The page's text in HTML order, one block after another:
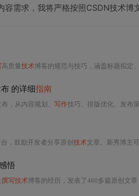
容需求，我将严格按照CSDN技术博
高质量技术博客的规范与技巧，涵盖标题拟定、正文结构
的详细指南
，从内容规划、 写作技巧、排版优化、发布策
，鼓励开发者分享原创 技术文章。新秀博主可获得新秀大礼包，包括新星勋章和电子书
感悟
撰写技术博客的经历，发表了460多篇原创文章，